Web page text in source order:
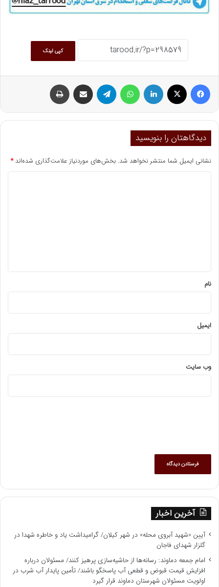
کپی لینک
ایکس
دیدگاهتان را بنویسید
نشانی ایمیل شما منتشر نخواهد شد. بخش‌های موردنیاز علامت‌گذاری شده‌اند*
نام
ایمیل
وب‌ سایت
آخرین اخبار
آیین «شهید آبروی محله» در شهر کیلان/ گرامیداشت یاد و خاطره شهدا در
گلزار شهدای فاجان
امام جمعه دماوند: رسانه‌ها از حاشیه‌سازی پرهیز کنند/ مسئولان درباره
افزایش قیمت قبوض و قطعی آب پاسخگو باشند/ تأمین پایدار آب شرب در
اولویت مسئولان شهرستان دماوند قرار گیرد